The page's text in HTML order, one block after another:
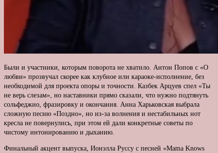
Были и участники, которым поворота не хватило. Антон Попов с «О
любви» прозвучал скорее как клубное или караоке-исполнение, без
необходимой для проекта опоры и точности. Казбек Арцуев спел «Ты
не верь слезам», но наставники прямо сказали, что нужно подтянуть
сольфеджио, фразировку и окончания. Анна Харьковская выбрала
сложную песню «Поздно», но из-за волнения и нестабильных нот
кресла не повернулись, при этом ей дали конкретные советы по
чистому интонированию и дыханию.
Финальный акцент выпуска, Ионэлла Руссу с песней «Mama Knows